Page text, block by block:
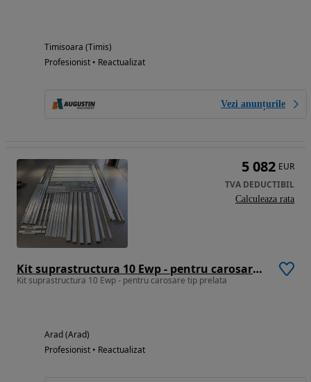
Timisoara (Timis)
Profesionist • Reactualizat
Vezi anunțurile
Kit suprastructura 10 Ewp - pentru carosare tip prelata
Kit suprastructura 10 Ewp - pentru carosare tip prelata
Arad (Arad)
Profesionist • Reactualizat
5 082 EUR
TVA DEDUCTIBIL
Calculeaza rata